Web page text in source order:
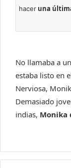
hacer una
No llamaba a
estaba listo en
Nerviosa,
Demasiado
indias, Monika